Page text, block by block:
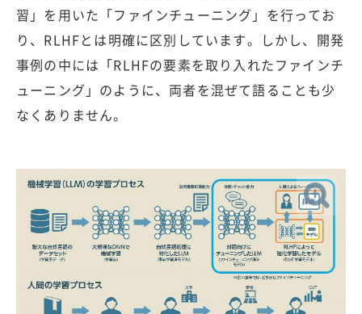
習」を用いた「ファインチューニング」を行ってお
り、RLHFとは明確に区別しています。しかし、開発
事例の中には「RLHFの要素を取り入れたファインチ
ューニング」のように、両者を混ぜて語ることも少
なくありません。